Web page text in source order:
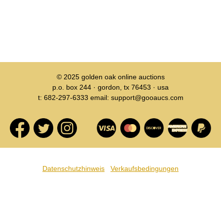
© 2025 golden oak online auctions
p.o. box 244 · gordon, tx 76453 · usa
t: 682-297-6333 email: support@gooaucs.com
Datenschutzhinweis Verkaufsbedingungen